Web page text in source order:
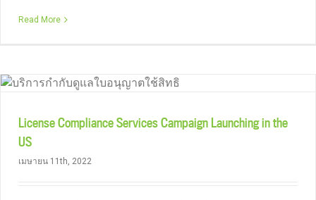
Read More
License Compliance Services Campaign Launching in the
US
เมษายน 11th, 2022